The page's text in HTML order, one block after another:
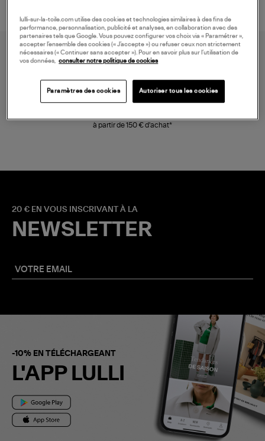
à partir de 150 € d'achat*
20 € EN VOUS INSCRIVANT À LA
NEWSLETTER
-10% EN TÉLÉCHARGEANT
L'APP LULLI
lulli-sur-la-toile.com utilise des cookies et technologies similaires à des fins de
performance, personnalisation, publicité et analyses, en collaboration avec des
partenaires tels que Google. Vous pouvez configurer vos choix via « Paramétrer »,
accepter l’ensemble des cookies (« J’accepte ») ou refuser ceux non strictement
nécessaires (« Continuer sans accepter »). Pour en savoir plus sur l’utilisation de
vos données, consulter notre politique de cookies
Paramètres des cookies Autoriser tous les cookies